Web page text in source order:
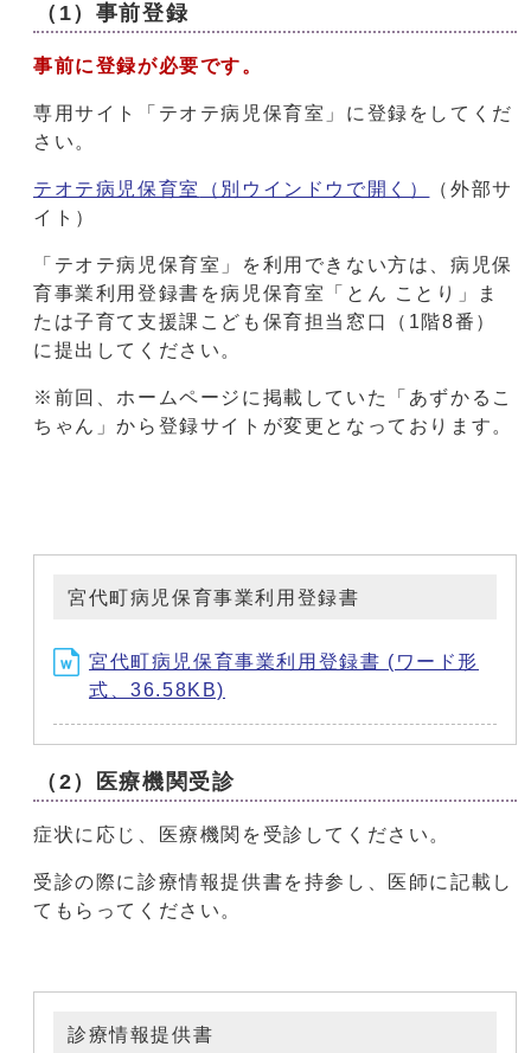
（1）事前登録
事前に登録が必要です。
専用サイト「テオテ病児保育室」に登録をしてくだ
さい。
テオテ病児保育室 （別ウインドウで開く）
（外部サ
イト）
「テオテ病児保育室」を利用できない方は、病児保
育事業利用登録書を病児保育室「とん ことり」ま
たは子育て支援課こども保育担当窓口（1階8番）
に提出してください。
※前回、ホームページに掲載していた「あずかるこ
ちゃん」から登録サイトが変更となっております。
宮代町病児保育事業利用登録書
宮代町病児保育事業利用登録書 (ワード形
式、36.58KB)
（2）医療機関受診
症状に応じ、医療機関を受診してください。
受診の際に診療情報提供書を持参し、医師に記載し
てもらってください。
診療情報提供書